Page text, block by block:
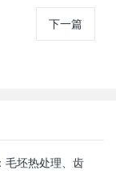
下一篇
毛坯热处理、齿